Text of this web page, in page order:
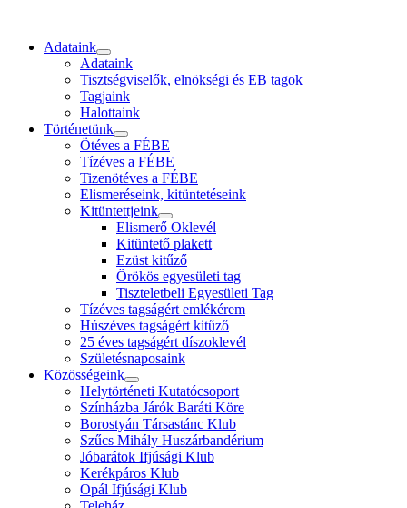
Adataink
Adataink
Tisztségviselők, elnökségi és EB tagok
Tagjaink
Halottaink
Történetünk
Ötéves a FÉBE
Tízéves a FÉBE
Tizenötéves a FÉBE
Elismeréseink, kitüntetéseink
Kitüntettjeink
Elismerő Oklevél
Kitüntető plakett
Ezüst kitűző
Örökös egyesületi tag
Tiszteletbeli Egyesületi Tag
Tízéves tagságért emlékérem
Húszéves tagságért kitűző
25 éves tagságért díszoklevél
Születésnaposaink
Közösségeink
Helytörténeti Kutatócsoport
Színházba Járók Baráti Köre
Borostyán Társastánc Klub
Szűcs Mihály Huszárbandérium
Jóbarátok Ifjúsági Klub
Kerékpáros Klub
Opál Ifjúsági Klub